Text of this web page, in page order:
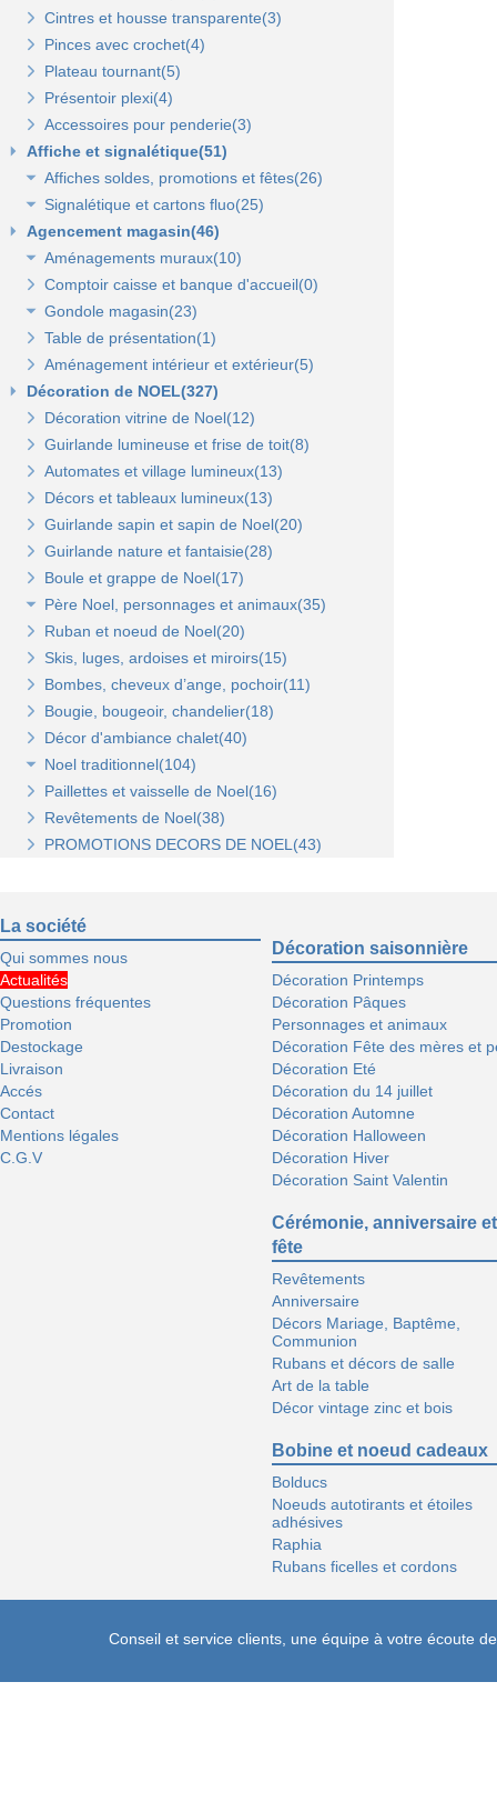
Cintres et housse transparente(3)
Pinces avec crochet(4)
Plateau tournant(5)
Présentoir plexi(4)
Accessoires pour penderie(3)
Affiche et signalétique(51)
Affiches soldes, promotions et fêtes(26)
Affiches fêtes(5)
Affiches soldes(21)
Signalétique et cartons fluo(25)
Cartons fluo(13)
Plaques signalétiques(10)
Tableaux horaires(2)
Agencement magasin(46)
Aménagements muraux(10)
Panneaux rainurés et accessoires(10)
Panneaux rainurés(0)
Rails et profils(0)
Gondole panneau rainuré(2)
Broches pour panneaux(3)
Tablettes bois et supports(3)
Tablettes verre et supports(3)
Autres supports(5)
Bras et penderies pour panneaux standard(0)
Panneaux en bois Opus(0)
Panneaux Opus(0)
Tablettes bois et supports Opus(0)
Accessoires pour panneaux Opus(0)
Tablettes verre et supports Opus(0)
Comptoir caisse et banque d'accueil(0)
Gondole magasin(23)
Gondoles métalliques fond métal(15)
Gondole simple de départ fond métal(0)
Gondole double de départ(0)
Montant terminal métal(0)
Broches et barres de charge(6)
Penderies et bras fond métal(4)
Tablettes et paniers(5)
Gondoles métalliques fond bois(8)
Gondole simple de départ fond bois(0)
Montant terminal pour fond bois(0)
Penderies et bras fond bois(4)
Tablettes(4)
Table de présentation(1)
Aménagement intérieur et extérieur(5)
Décoration de NOEL(327)
Décoration vitrine de Noel(12)
Guirlande lumineuse et frise de toit(8)
Automates et village lumineux(13)
Décors et tableaux lumineux(13)
Guirlande sapin et sapin de Noel(20)
Guirlande nature et fantaisie(28)
Boule et grappe de Noel(17)
Père Noel, personnages et animaux(35)
Animaux et personnages(18)
Bonhomme de neige(11)
Père Noel(13)
Ruban et noeud de Noel(20)
Skis, luges, ardoises et miroirs(15)
Bombes, cheveux d’ange, pochoir(11)
Bougie, bougeoir, chandelier(18)
Décor d'ambiance chalet(40)
Noel traditionnel(104)
Décorations de sapin(45)
Stickers de Noel(23)
Centre de table, décors et cotillons(37)
Paillettes et vaisselle de Noel(16)
Revêtements de Noel(38)
PROMOTIONS DECORS DE NOEL(43)
La société
Qui sommes nous
Actualités
Questions fréquentes
Promotion
Destockage
Livraison
Accés
Contact
Mentions légales
C.G.V
Décoration saisonnière
Décoration Printemps
Décoration Pâques
Personnages et animaux
Décoration Fête des mères et
Décoration Eté
Décoration du 14 juillet
Décoration Automne
Décoration Halloween
Décoration Hiver
Décoration Saint Valentin
Cérémonie, anniversaire et
fête
Revêtements
Anniversaire
Décors Mariage, Baptême,
Communion
Rubans et décors de salle
Art de la table
Décor vintage zinc et bois
Bobine et noeud cadeaux
Bolducs
Noeuds autotirants et étoiles
adhésives
Raphia
Rubans ficelles et cordons
Conseil et service clients, une équipe à votre écoute